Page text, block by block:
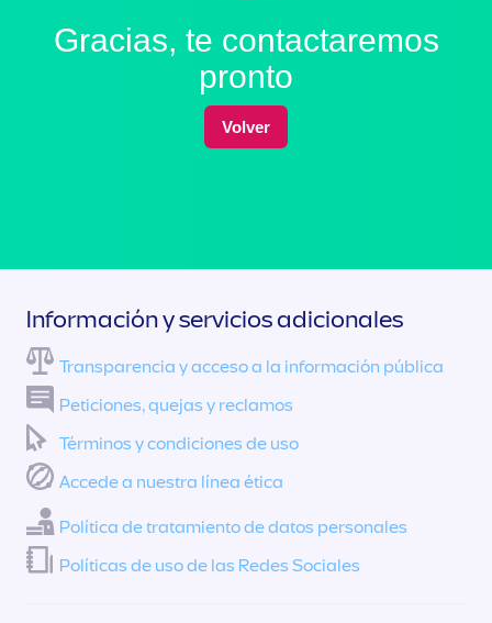
Gracias, te contactaremos
pronto
Volver
Información y servicios adicionales
Transparencia y acceso a la información pública
Peticiones, quejas y reclamos
Términos y condiciones de uso
Accede a nuestra línea ética
Política de tratamiento de datos personales
Políticas de uso de las Redes Sociales